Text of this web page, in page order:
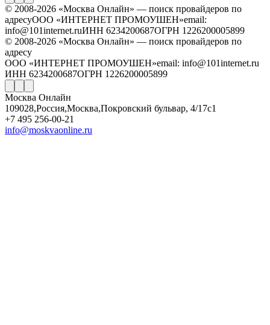
© 2008-2026 «Москва Онлайн» — поиск провайдеров по
адресуООО «ИНТЕРНЕТ ПРОМОУШЕН»email:
info@101internet.ruИНН 6234200687ОГРН 1226200005899
© 2008-2026 «Москва Онлайн» — поиск провайдеров по
адресу
ООО «ИНТЕРНЕТ ПРОМОУШЕН»email: info@101internet.ru
ИНН 6234200687ОГРН 1226200005899
Москва Онлайн
109028,Россия,Москва,Покровский бульвар, 4/17с1
+7 495 256-00-21
info@moskvaonline.ru